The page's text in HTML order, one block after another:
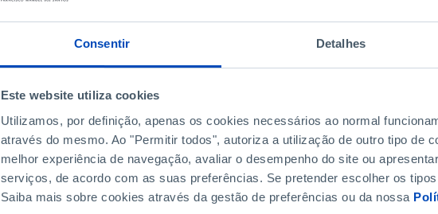
Consentir Detalhes
Este website utiliza cookies
Utilizamos, por definição, apenas os cookies necessários ao normal
através do mesmo. Ao "Permitir todos", autoriza a utilização de outro tipo de
melhor experiência de navegação, avaliar o desempenho do site ou
serviços, de acordo com as suas preferências. Se pretender escolher os
Saiba mais sobre cookies através da gestão de preferências ou da nossa
POPULAÇÃO